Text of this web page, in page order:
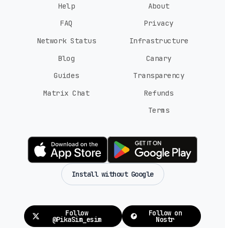
Help
FAQ
Network Status
Blog
Guides
Matrix Chat
About
Privacy
Infrastructure
Canary
Transparency
Refunds
Terms
Install without Google
Follow
@PikaSim_esim
Follow on
Nostr